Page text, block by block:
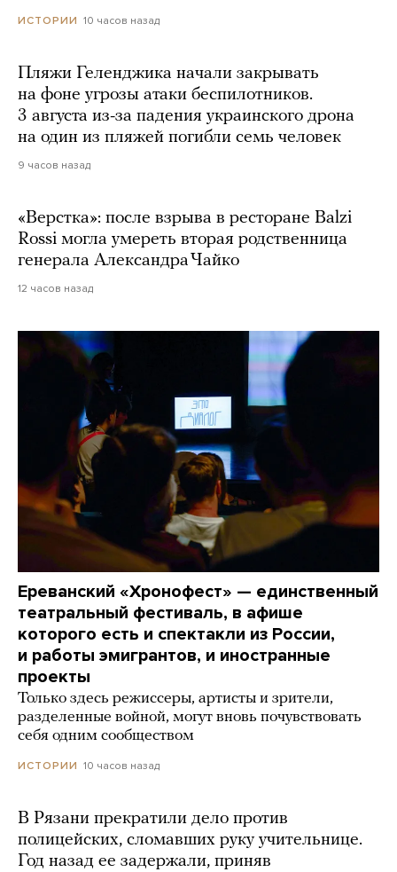
ИСТОРИИ 10 часов назад
Пляжи Геленджика начали закрывать
на фоне угрозы атаки беспилотников.
3 августа из-за падения украинского дрона
на один из пляжей погибли семь человек
9 часов назад
«Верстка»: после взрыва в ресторане Balzi
Rossi могла умереть вторая родственница
генерала Александра Чайко
12 часов назад
Ереванский «Хронофест» — единственный
театральный фестиваль, в афише
которого есть и спектакли из России,
и работы эмигрантов, и иностранные
проекты
Только здесь режиссеры, артисты и зрители,
разделенные войной, могут вновь почувствовать
себя одним сообществом
ИСТОРИИ 10 часов назад
В Рязани прекратили дело против
полицейских, сломавших руку учительнице.
Год назад ее задержали, приняв